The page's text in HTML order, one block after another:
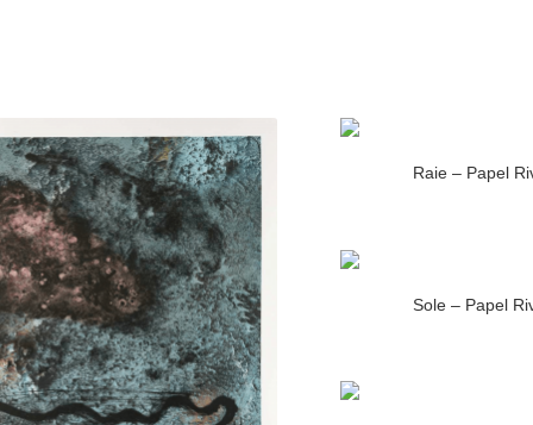
Raie – Papel
Sole – Papel